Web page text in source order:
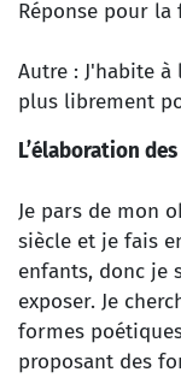
Réponse pour la
Autre : J'habite à
plus librement
L’élaboration
Je pars de mon
siècle et je fais
enfants, donc je
exposer. Je
formes
proposant des